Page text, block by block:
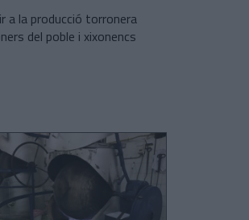
a la producció torronera
del poble i xixonencs